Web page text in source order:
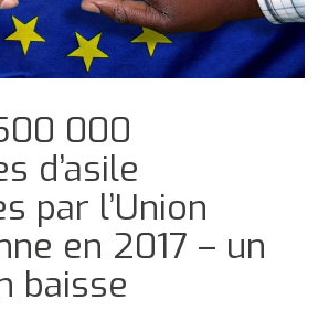
000
d’asile
par l’Union
en 2017 – un
baisse